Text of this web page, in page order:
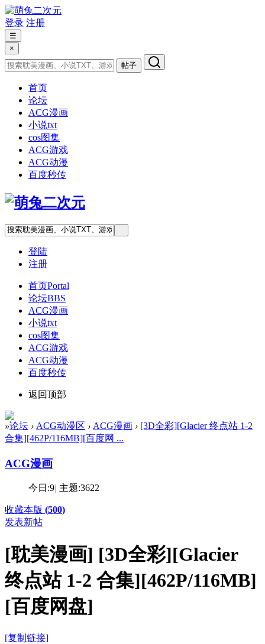
登录 注册
☰
×
帖子
首页
论坛
ACG漫画
小说txt
cos图集
ACG游戏
ACG动漫
百度秒传
登陆
注册
首页Portal
论坛BBS
ACG漫画
小说txt
cos图集
ACG游戏
ACG动漫
百度秒传
返回顶部
»论坛 › ACG动漫区 › ACG漫画 › [3D全彩][Glacier 终点站 1-2
合集][462P/116MB][百度网 ...
ACG漫画
今日:9| 主题:3622
收藏本版 (500)
发表新帖
[耽美漫画] [3D全彩][Glacier
终点站 1-2 合集][462P/116MB]
[百度网盘]
[复制链接]